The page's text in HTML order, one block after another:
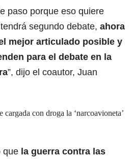
paso porque eso quiere
segundo debate, ahora
mejor articulado posible y
para el debate en la
”, dijo el coautor, Juan
cargada con droga la ‘narcoavioneta’
que la guerra contra las